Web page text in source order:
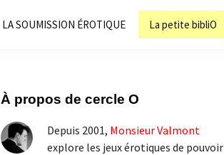
LA SOUMISSION ÉROTIQUE La petite bibliO
Barre
latérale
principale
À propos de cercle O
Depuis 2001, Monsieur Valmont
explore les jeux érotiques de pouvoir